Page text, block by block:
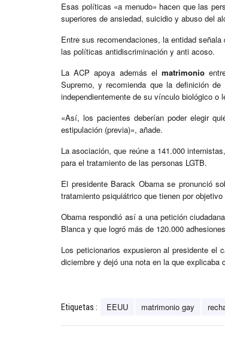
Esas políticas «a menudo» hacen que las
superiores de ansiedad, suicidio y abuso del
Entre sus recomendaciones, la entidad
las políticas antidiscriminación y anti acoso.
La ACP apoya además elmatrimonio
Supremo, y recomienda que la definición
independientemente de su vínculo biológico o
«Así, los pacientes deberían poder elegir
estipulación (previa)», añade.
La asociación, que reúne a 141.000
para el tratamiento de las personas LGTB.
El presidente Barack Obama se pronunció
tratamiento psiquiátrico que tienen por
Obama respondió así a una petición
Blanca y que logró más de 120.000
Los peticionarios expusieron al presidente el
diciembre y dejó una nota en la que
Etiquetas : EEUU matrimonio gay